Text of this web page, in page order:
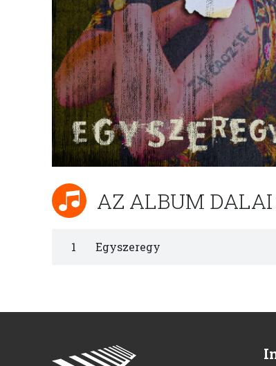
AZ ALBUM DALAI
1 Egyszeregy